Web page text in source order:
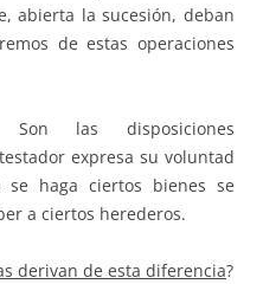
abierta la sucesión, deban
de estas operaciones
Son las disposiciones
expresa su voluntad
haga ciertos bienes se
a ciertos herederos.
derivan de esta diferencia?